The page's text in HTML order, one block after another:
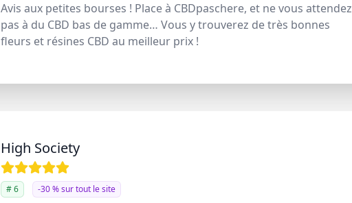
Avis aux petites bourses ! Place à CBDpaschere, et ne vous attendez
pas à du CBD bas de gamme… Vous y trouverez de très bonnes
fleurs et résines CBD au meilleur prix !
High Society
# 6 -30 % sur tout le site